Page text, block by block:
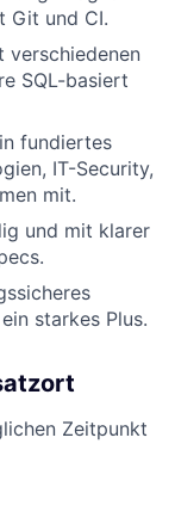
Git und CI.
verschiedenen
SQL-basiert
fundiertes
IT-Security,
mit.
und mit klarer
starkes Plus.
Zeitpunkt